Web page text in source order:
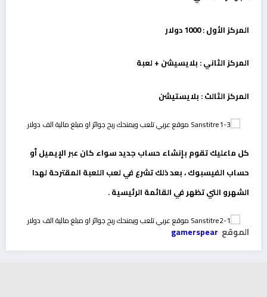
المركز الأول : 1000 دولار
المركز الثاني : بلايسيشن + لعبة
المركز الثالث : بلايستيشن
كل ماعليك تقوم بإنشاء حساب جديد سواء كان عبر الإيميل أو
حساب الفيسبوك ، بعد ذلك تشرع في لعب اللعبة المقترحة لهدا
الشهرو التي تظهر في القائمة الرئيسية .
الموقع gamerspear